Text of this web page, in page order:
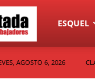
Diario
La
ESQUEL
AGOSTO 6, 2026